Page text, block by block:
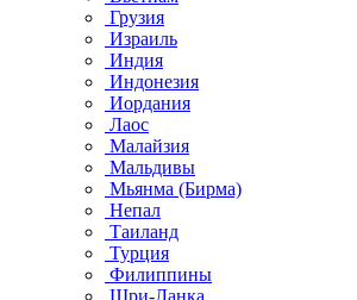
Грузия
Израиль
Индия
Индонезия
Иордания
Лаос
Малайзия
Мальдивы
Мьянма (Бирма)
Непал
Таиланд
Турция
Филиппины
Шри-Ланка